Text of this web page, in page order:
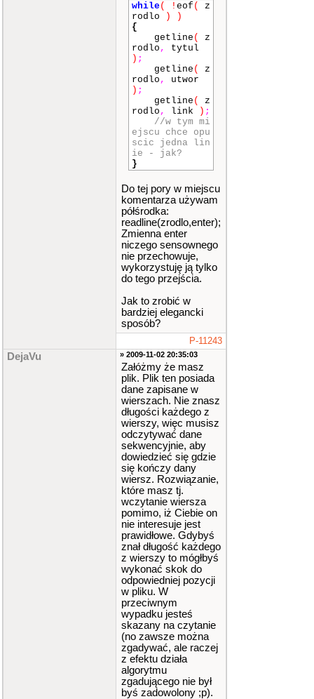
while( ! eof (
z
rodlo
)
)
{
getline (
z
rodlo ,
tytul
) ;
getline (
z
rodlo ,
utwor
) ;
getline (
z
rodlo , link ) ;
//w tym mi
ejscu chce opu
scic jedna lin
ie - jak?
}
Do tej pory w miejscu
komentarza używam
półśrodka:
readline(zrodlo,enter);
Zmienna enter
niczego sensownego
nie przechowuje,
wykorzystuję ją tylko
do tego przejścia.
Jak to zrobić w
bardziej elegancki
sposób?
P-11243
DejaVu » 2009-11-02 20:35:03
Załóżmy że masz
plik. Plik ten posiada
dane zapisane w
wierszach. Nie znasz
długości każdego z
wierszy, więc musisz
odczytywać dane
sekwencyjnie, aby
dowiedzieć się gdzie
się kończy dany
wiersz. Rozwiązanie,
które masz tj.
wczytanie wiersza
pomimo, iż Ciebie on
nie interesuje jest
prawidłowe. Gdybyś
znał długość każdego
z wierszy to mógłbyś
wykonać skok do
odpowiedniej pozycji
w pliku. W
przeciwnym
wypadku jesteś
skazany na czytanie
(no zawsze można
zgadywać, ale raczej
z efektu działa
algorytmu
zgadującego nie był
byś zadowolony ;p).